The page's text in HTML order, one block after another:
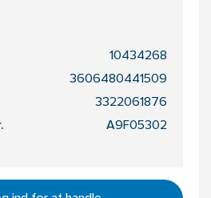
10434268
3606480441509
3322061876
A9F05302